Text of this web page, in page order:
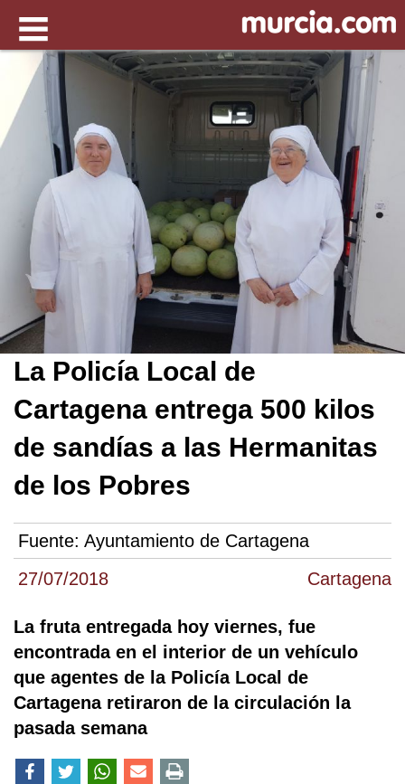
27/07/2018 Cartagena
La Policía Local de
Cartagena entrega 500 kilos
de sandías a las Hermanitas
de los Pobres
Fuente: Ayuntamiento de Cartagena
La fruta entregada hoy viernes, fue
encontrada en el interior de un vehículo
que agentes de la Policía Local de
Cartagena retiraron de la circulación la
pasada semana